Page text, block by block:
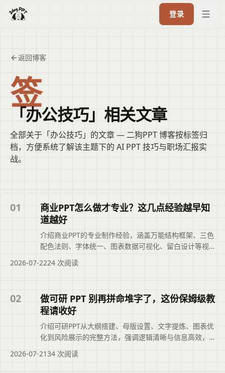
登录
返回博客
签
「办公技巧」相关文章
全部关于「办公技巧」的文章 — 二狗PPT 博客按标签归
档，方便系统了解该主题下的 AI PPT 技巧与职场汇报实
战。
01
商业PPT怎么做才专业？这几点经验越早知
道越好
介绍商业PPT的专业制作经验，涵盖万能结构框架、三色
配色法则、字体统一、图表数据可视化、留白设计等视
觉减法原则，以及故事化演讲技巧和AI工具提效方法，
帮助快速打造逻辑清晰、视觉专业的商业演示文稿。文
查看原文。
2026-07-2224 次阅读
02
做可研 PPT 别再拼命堆字了，这份保姆级教
程请收好
介绍可研PPT从大纲搭建、母版设置、文字提炼、图表优
化到风险展示的完整方法，强调逻辑清晰与信息高效，
并提醒字号、动画、逻辑闭环等常见坑，帮助项目人快
速产出专业汇报文稿。摘要依据现有标题与正文整理，
2026-07-2134 次阅读